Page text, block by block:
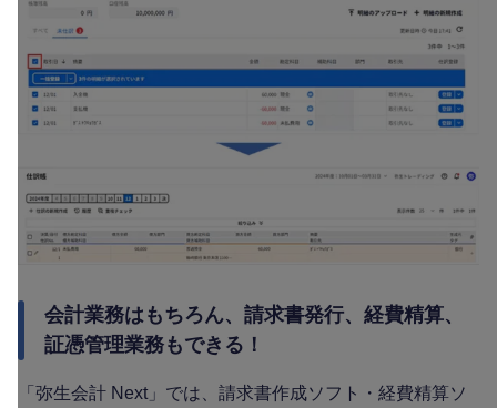
会計業務はもちろん、請求書発行、経費精算、
証憑管理業務もできる！
「弥生会計 Next」では、請求書作成ソフト・経費精算ソ